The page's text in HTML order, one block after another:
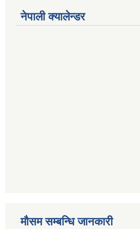
नेपाली क्यालेन्डर
मौसम सम्बन्धि जानकारी